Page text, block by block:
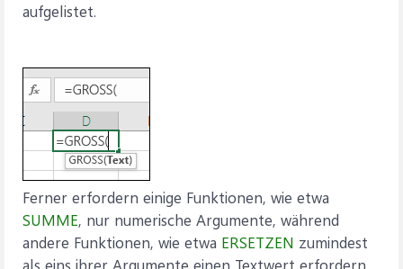
aufgelistet.
Ferner erfordern einige Funktionen, wie etwa
SUMME, nur numerische Argumente, während
andere Funktionen, wie etwa ERSETZEN zumindest
als eins ihrer Argumente einen Textwert erfordern.